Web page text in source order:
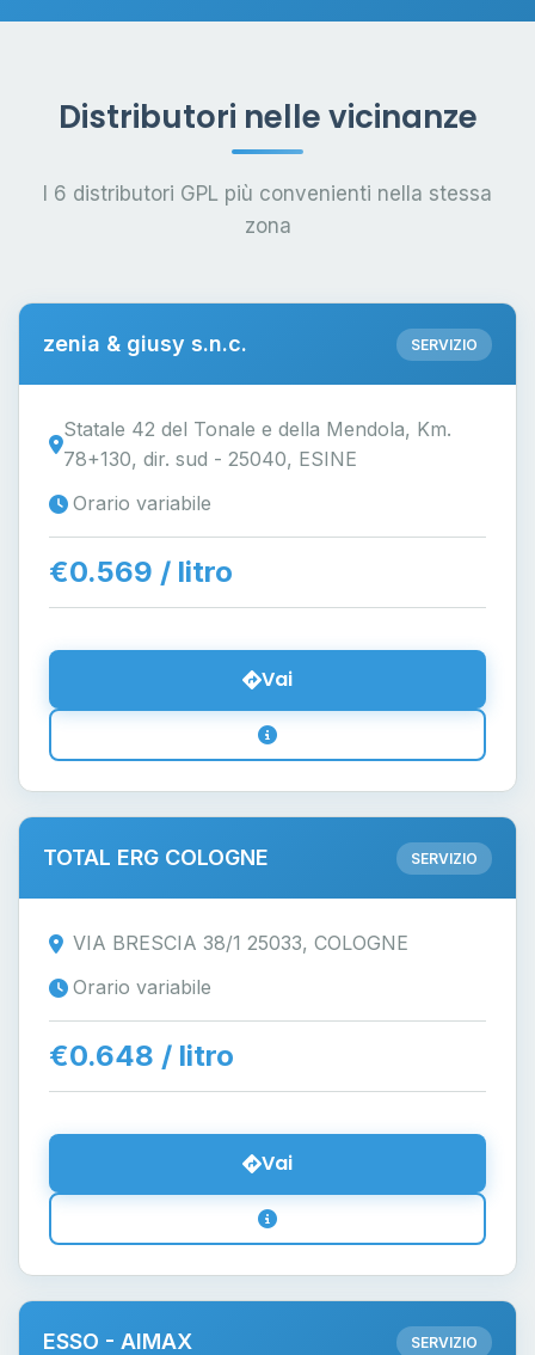
Distributori nelle vicinanze
I 6 distributori GPL più convenienti nella stessa
zona
zenia & giusy s.n.c. SERVIZIO
Statale 42 del Tonale e della Mendola, Km.
78+130, dir. sud - 25040, ESINE
Orario variabile
€0.569 / litro
Vai
TOTAL ERG COLOGNE SERVIZIO
VIA BRESCIA 38/1 25033, COLOGNE
Orario variabile
€0.648 / litro
Vai
ESSO - AIMAX SERVIZIO